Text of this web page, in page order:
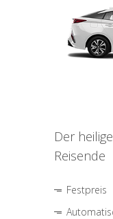
Der
Reisende
Festpreis